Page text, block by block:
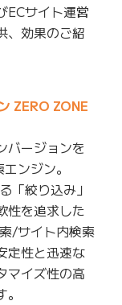
ECサイト運営
、効果のご紹
ZERO ZONE
バージョンを
ンジン。
「絞り込み」
性を追求した
/サイト内検索
定性と迅速な
マイズ性の高